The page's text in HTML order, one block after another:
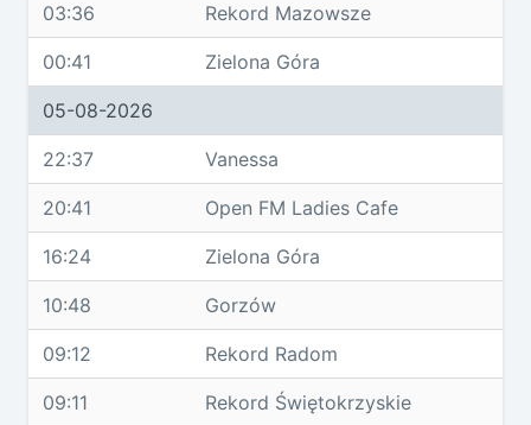
03:36 Rekord Mazowsze
00:41 Zielona Góra
05-08-2026
22:37 Vanessa
20:41 Open FM Ladies Cafe
16:24 Zielona Góra
10:48 Gorzów
09:12 Rekord Radom
09:11 Rekord Świętokrzyskie